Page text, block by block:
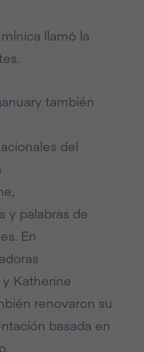
llamó la
también
del
y palabras de
En
y Katherine
renovaron su
basada en